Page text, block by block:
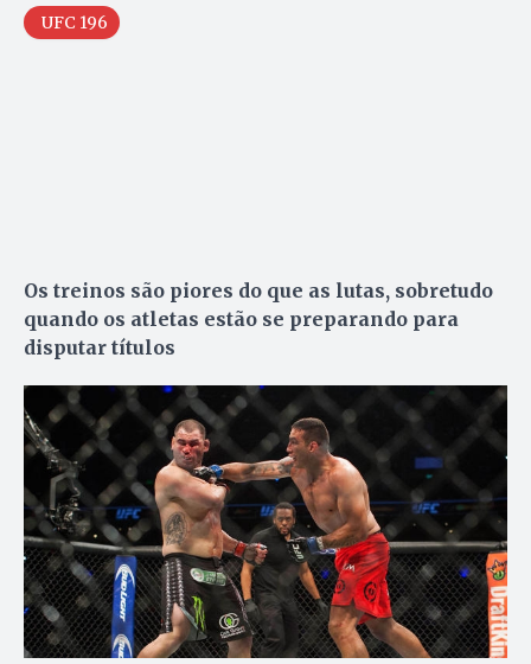
UFC 196
Os treinos são piores do que as lutas, sobretudo
quando os atletas estão se preparando para
disputar títulos